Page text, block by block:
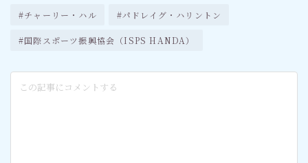
#チャーリー・ハル #パドレイグ・ハリントン
#国際スポーツ振興協会（ISPS HANDA）